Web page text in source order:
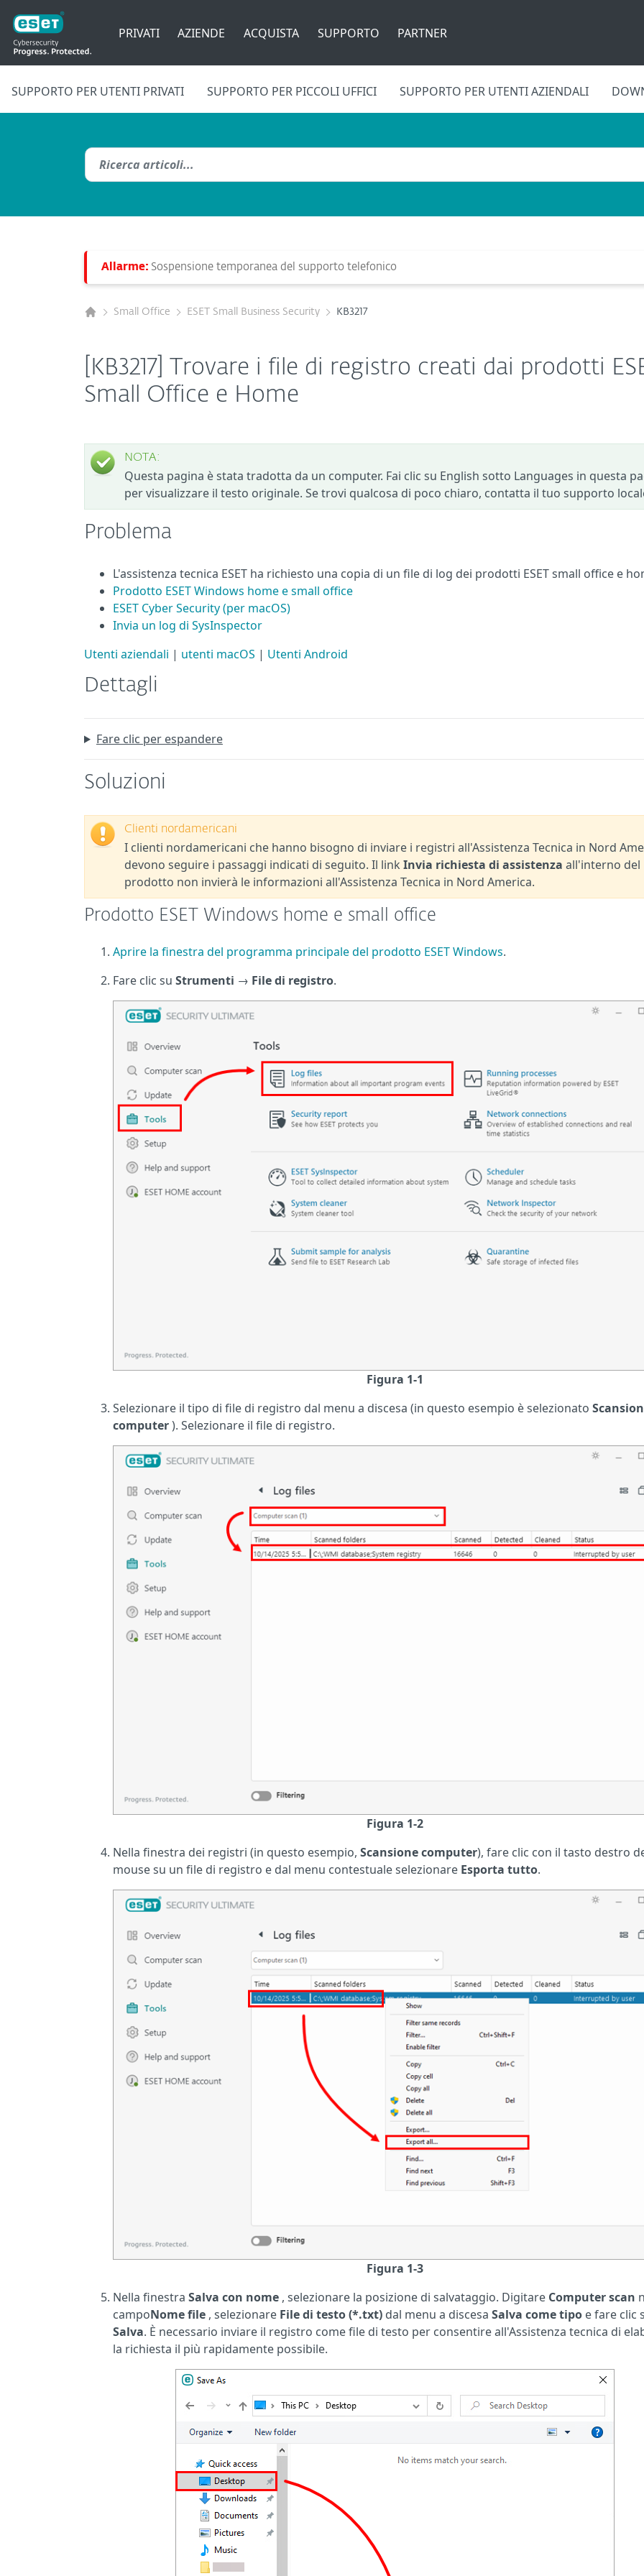
PRIVATI AZIENDE ACQUISTA SUPPORTO PARTNER
SUPPORTO PER UTENTI PRIVATI SUPPORTO PER PICCOLI UFFICI SUPPORTO PER UTENTI AZIENDALI
Allarme: Sospensione temporanea del supporto telefonico
Small Office ESET Small Business Security KB3217
[KB3217] Trovare i file di registro creati dai prodotti
Small Office e Home
NOTA:
Questa pagina è stata tradotta da un computer. Fai clic su English sotto Languages in questa
per visualizzare il testo originale. Se trovi qualcosa di poco chiaro, contatta il tuo supporto
Problema
L'assistenza tecnica ESET ha richiesto una copia di un file di log dei prodotti ESET small office e
Prodotto ESET Windows home e small office
ESET Cyber Security (per macOS)
Invia un log di SysInspector
Utenti aziendali | utenti macOS | Utenti Android
Dettagli
Fare clic per espandere
Soluzioni
Clienti nordamericani
I clienti nordamericani che hanno bisogno di inviare i registri all'Assistenza Tecnica in Nord
devono seguire i passaggi indicati di seguito. Il link Invia richiesta di assistenza all'interno del
prodotto non invierà le informazioni all'Assistenza Tecnica in Nord America.
Prodotto ESET Windows home e small office
Aprire la finestra del programma principale del prodotto ESET Windows.
Fare clic su Strumenti → File di registro.
Figura 1-1
Selezionare il tipo di file di registro dal menu a discesa (in questo esempio è selezionato
computer). Selezionare il file di registro.
Figura 1-2
Nella finestra dei registri (in questo esempio, Scansione computer), fare clic con il tasto destro
mouse su un file di registro e dal menu contestuale selezionare Esporta tutto.
Figura 1-3
Nella finestra Salva con nome , selezionare la posizione di salvataggio. Digitare Computer scan
campoNomefile , selezionare File di testo (*.txt) dal menu a discesa Salva come tipo e fare clic
Salva. È necessario inviare il registro come file di testo per consentire all'Assistenza tecnica di
la richiesta il più rapidamente possibile.